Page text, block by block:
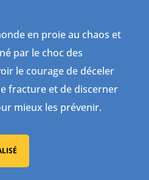
en proie au chaos et
par le choc des
le courage de déceler
fracture et de discerner
mieux les prévenir.